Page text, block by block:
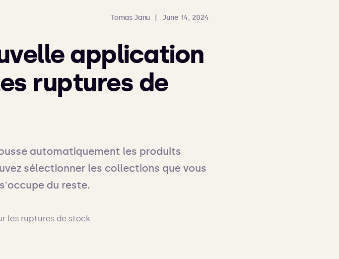
Tomas Janu June 14, 2024
application
ruptures de
automatiquement les produits
sélectionner les collections que vous
du reste.